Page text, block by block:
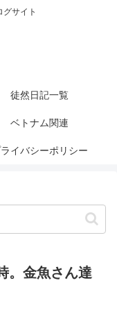
サイト
徒然日記一覧
ベトナム関連
イバシーポリシー
。金魚さん達